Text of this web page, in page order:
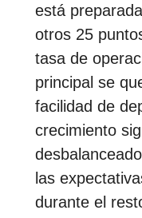
está
otros 25
tasa de
principal se
facilidad de
crecimiento
las
durante el